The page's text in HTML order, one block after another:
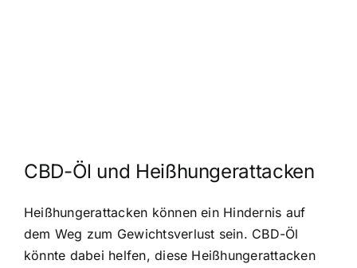
CBD-Öl und Heißhungerattacken
Heißhungerattacken können ein Hindernis auf
dem Weg zum Gewichtsverlust sein. CBD-Öl
könnte dabei helfen, diese Heißhungerattacken